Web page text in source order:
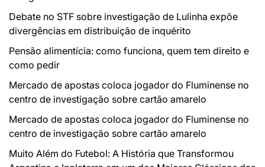
Debate no STF sobre investigação de Lulinha expõe
divergências em distribuição de inquérito
Pensão alimentícia: como funciona, quem tem direito e
como pedir
Mercado de apostas coloca jogador do Fluminense no
centro de investigação sobre cartão amarelo
Mercado de apostas coloca jogador do Fluminense no
centro de investigação sobre cartão amarelo
Muito Além do Futebol: A História que Transformou